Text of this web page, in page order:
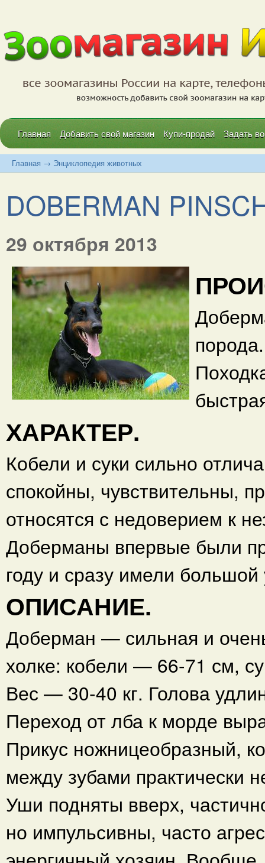
Главная Добавить свой магазин Купи-продай Задать
Главная → Энциклопедия животных
DOBERMAN
29 октября 2013
ХАРАКТЕР.
Кобели и суки сильно
спокойны, чувствительны,
относятся с недоверием к
Доберманы впервые были
году и сразу имели большой
ОПИСАНИЕ.
Доберман — сильная и
холке: кобели — 66-71 см,
Вес — 30-40 кг. Голова
Переход от лба к морде
Прикус ножницеобразный,
между зубами практически
Уши подняты вверх,
но импульсивны, часто